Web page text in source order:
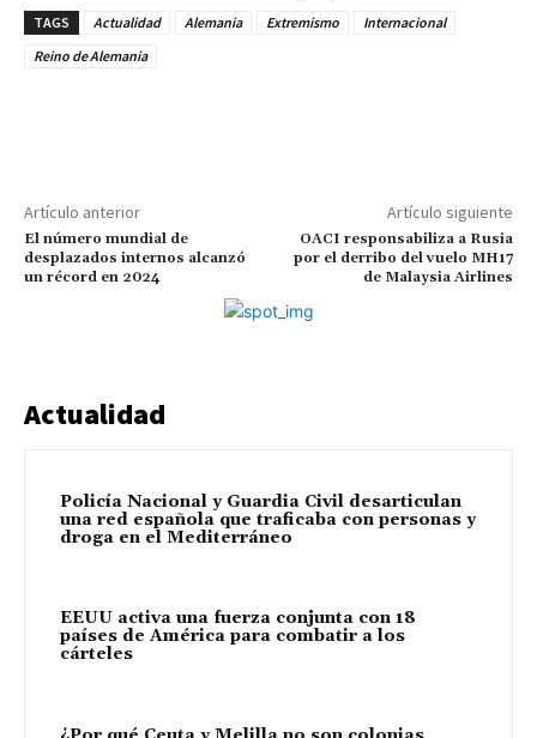
TAGS Actualidad Alemania Extremismo
Internacional
Reino de Alemania
Artículo anterior
El número mundial de
desplazados internos alcanzó
un récord en 2024
Artículo siguiente
OACI responsabiliza a Rusia
por el derribo del vuelo MH17
de Malaysia Airlines
Actualidad
Policía Nacional y Guardia Civil desarticulan
una red española que traficaba con personas y
droga en el Mediterráneo
EEUU activa una fuerza conjunta con 18
países de América para combatir a los
cárteles